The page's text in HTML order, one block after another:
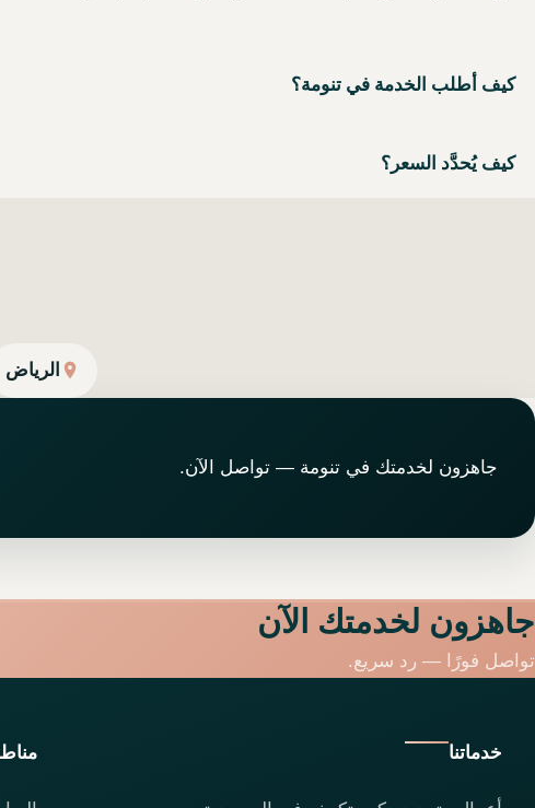
كيف أطلب الخدمة في تنومة؟
كيف يُحدَّد السعر؟
الرياض
جاهزون لخدمتك في تنومة — تواصل الآن.
جاهزون لخدمتك الآن
تواصل فورًا — رد سريع.
خدماتنا